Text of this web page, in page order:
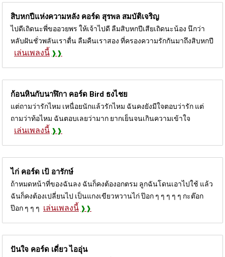
สิบหกปีแห่งความหลัง คอร์ด สุรพล สมบัติเจริญ
ไปดีเถิดนะพี่ขออวยพร ให้เจ้าไปดี ลืมสิบหกปีเสียเถิดนะน้อง นึกว่า
หลับฝันชั่วพลันเราตื่น ลืมคืนเราสอง ที่ครองความรักกันมาถึงสิบหกปี
เล่นเพลงนี้
ก้อนหินกับนาฬิกา คอร์ด Bird ธงไชย
แต่ถามว่ารักไหม เหนื่อยนักแล้วรักไหม ฉันคงยังมีใจตอบว่ารัก แต่
ถามว่าท้อไหม ฉันตอบเลยว่ามาก ยากเย็นจนเกินความเข้าใจ
เล่นเพลงนี้
ไก่ คอร์ด เป้ อารักษ์
ถ้าหมดหน้าที่ของฉันลง ฉันก็คงต้องอกตรม ลูกฉันโดนเอาไปใช้ แล้ว
ฉันก็คงต้องเปลี่ยนไป เป็นแกงเขียวหวานไก่ ป๊อก ๆ ๆ ๆ ๆ ๆ กะต๊อก
ป๊อก ๆ ๆ ๆ เล่นเพลงนี้
ปันใจ คอร์ด เดี่ยว ไออุ่น